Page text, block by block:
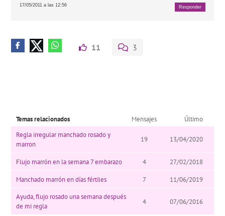
17/05/2011 a las 12:56 Responder
11 3
Temas relacionados Mensajes
Último
Regla irregular manchado rosado y
marron
19 13/04/2020
Flujo marrón en la semana 7 embarazo 4 27/02/2018
Manchado marrón en días fértiles 7
11/06/2019
Ayuda, flujo rosado una semana después
de mi regla
4 07/06/2016